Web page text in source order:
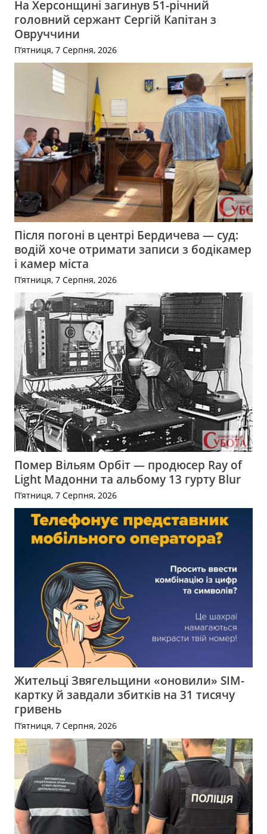
На Херсонщині загинув 51-річний
головний сержант Сергій Капітан з
Овруччини
П’ятниця, 7 Серпня, 2026
Після погоні в центрі Бердичева — суд:
водій хоче отримати записи з бодікамер
і камер міста
П’ятниця, 7 Серпня, 2026
Помер Вільям Орбіт — продюсер Ray of
Light Мадонни та альбому 13 гурту Blur
П’ятниця, 7 Серпня, 2026
Жительці Звягельщини «оновили» SIM-
картку й завдали збитків на 31 тисячу
гривень
П’ятниця, 7 Серпня, 2026